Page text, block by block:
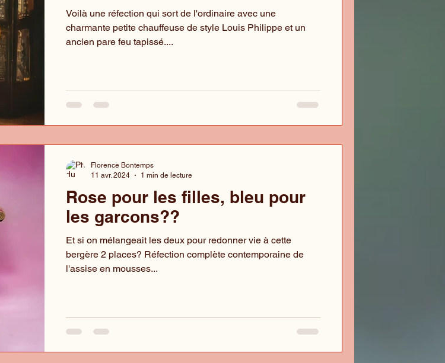
Voilà une réfection qui sort de l'ordinaire avec une
charmante petite chauffeuse de style Louis Philippe et un
ancien pare feu tapissé....
Rose pour les filles, bleu pour
les garcons??
Et si on mélangeait les deux pour redonner vie à cette
bergère 2 places? Réfection complète contemporaine de
l'assise en mousses...
Florence Bontemps
11 avr. 2024
1 min de lecture